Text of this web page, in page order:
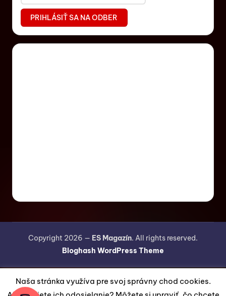
Copyright 2026 — ES Magazín. All rights reserved.
Bloghash WordPress Theme
Naša stránka využíva pre svoj správny chod cookies.